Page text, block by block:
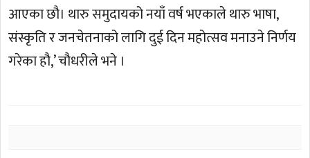
आएका छौ। थारु समुदायको नयाँ वर्ष भएकाले थारु भाषा,
संस्कृति र जनचेतनाको लागि दुई दिन महोत्सव मनाउने निर्णय
गरेका हौ,’ चौधरीले भने ।